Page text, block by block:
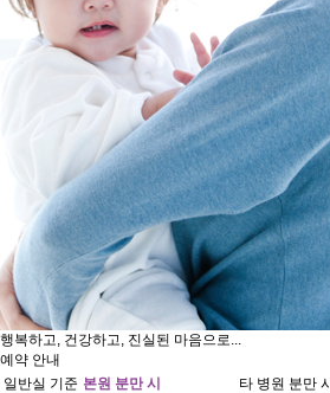
행복하고, 건강하고, 진실된 마음으로...
예약 안내
일반실 기준 본원 분만 시
타 병원 분만 시